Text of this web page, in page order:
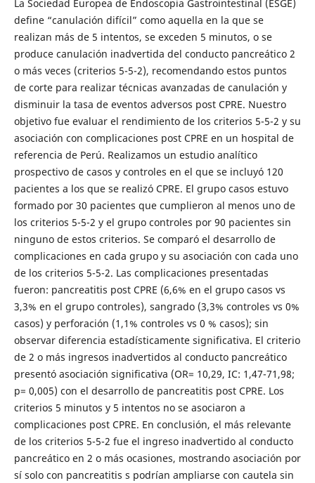
La Sociedad Europea de Endoscopia Gastrointestinal (ESGE)
define “canulación difícil” como aquella en la que se
realizan más de 5 intentos, se exceden 5 minutos, o se
produce canulación inadvertida del conducto pancreático 2
o más veces (criterios 5-5-2), recomendando estos puntos
de corte para realizar técnicas avanzadas de canulación y
disminuir la tasa de eventos adversos post CPRE. Nuestro
objetivo fue evaluar el rendimiento de los criterios 5-5-2 y su
asociación con complicaciones post CPRE en un hospital de
referencia de Perú. Realizamos un estudio analítico
prospectivo de casos y controles en el que se incluyó 120
pacientes a los que se realizó CPRE. El grupo casos estuvo
formado por 30 pacientes que cumplieron al menos uno de
los criterios 5-5-2 y el grupo controles por 90 pacientes sin
ninguno de estos criterios. Se comparó el desarrollo de
complicaciones en cada grupo y su asociación con cada uno
de los criterios 5-5-2. Las complicaciones presentadas
fueron: pancreatitis post CPRE (6,6% en el grupo casos vs
3,3% en el grupo controles), sangrado (3,3% controles vs 0%
casos) y perforación (1,1% controles vs 0 % casos); sin
observar diferencia estadísticamente significativa. El criterio
de 2 o más ingresos inadvertidos al conducto pancreático
presentó asociación significativa (OR= 10,29, IC: 1,47-71,98;
p= 0,005) con el desarrollo de pancreatitis post CPRE. Los
criterios 5 minutos y 5 intentos no se asociaron a
complicaciones post CPRE. En conclusión, el más relevante
de los criterios 5-5-2 fue el ingreso inadvertido al conducto
pancreático en 2 o más ocasiones, mostrando asociación por
sí solo con pancreatitis s podrían ampliarse con cautela sin